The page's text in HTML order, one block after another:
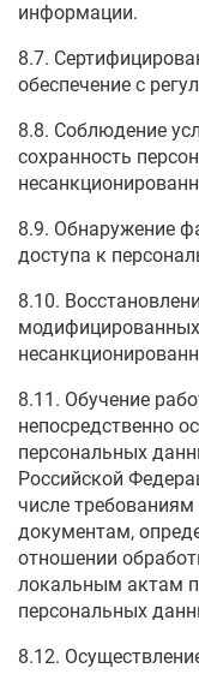
информации.
8.7.
обеспечение с
8.8. Соблюдение
сохранность
8.9. Обнаружение
доступа к
8.10.
8.11. Обучение
непосредственно
персональных
Российской
числе
документам,
отношении
локальным актам
персональных
8.12.